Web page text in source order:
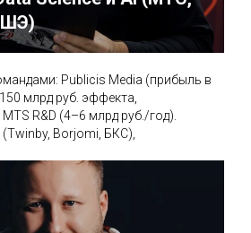
Publicis Media (прибыль в
млрд руб. эффекта,
R&D (4–6 млрд руб./год).
Borjomi, БКС),